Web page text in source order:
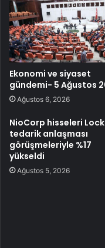
Ekonomi ve siyaset
gündemi- 5 Ağustos
Ağustos 6, 2026
NioCorp hisseleri
tedarik anlaşması
görüşmeleriyle %17
yükseldi
Ağustos 5, 2026